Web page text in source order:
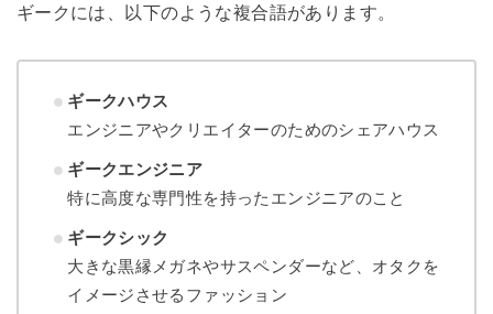
ギークには、以下のような複合語があります。
ギークハウス
エンジニアやクリエイターのためのシェアハウス
ギークエンジニア
特に高度な専門性を持ったエンジニアのこと
ギークシック
大きな黒縁メガネやサスペンダーなど、オタクを
イメージさせるファッション